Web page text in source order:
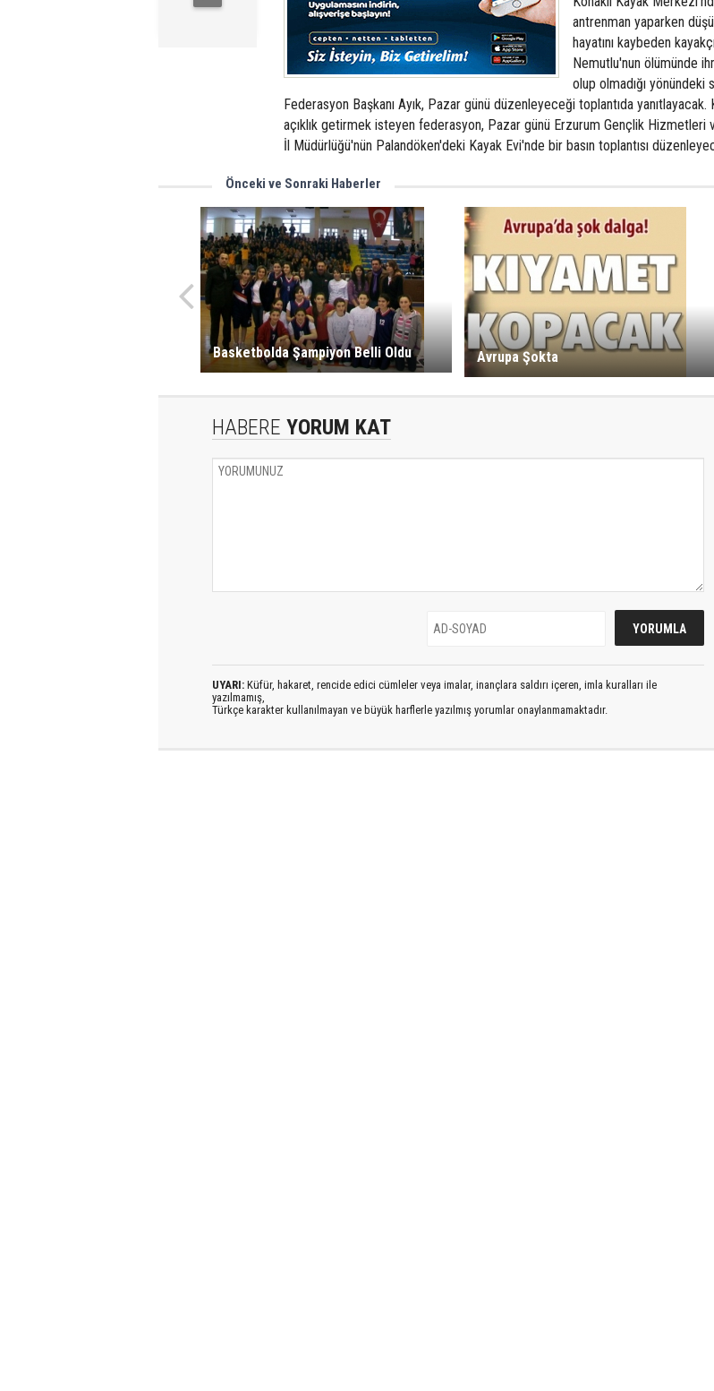
antrenman yaparken
hayatını kaybeden
Nemutlu'nun ölümünde
olup olmadığı yönündeki
Federasyon Başkanı Ayık, Pazar günü düzenleyeceği toplantıda yanıtlayacak.
açıklık getirmek isteyen federasyon, Pazar günü Erzurum Gençlik Hizmetleri
İl Müdürlüğü'nün Palandöken'deki Kayak Evi'nde bir basın toplantısı
Önceki ve Sonraki Haberler
Basketbolda Şampiyon Belli Oldu Avrupa Şokta
HABERE YORUM KAT
UYARI: Küfür, hakaret, rencide edici cümleler veya imalar, inançlara saldırı içeren, imla kuralları ile
yazılmamış,
Türkçe karakter kullanılmayan ve büyük harflerle yazılmış yorumlar onaylanmamaktadır.